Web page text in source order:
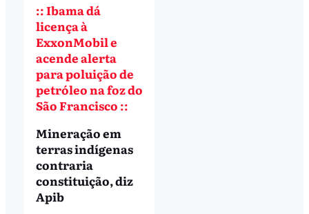
:: Ibama dá
licença à
ExxonMobil e
acende alerta
para poluição de
petróleo na foz do
São Francisco ::
Mineração em
terras indígenas
contraria
constituição, diz
Apib